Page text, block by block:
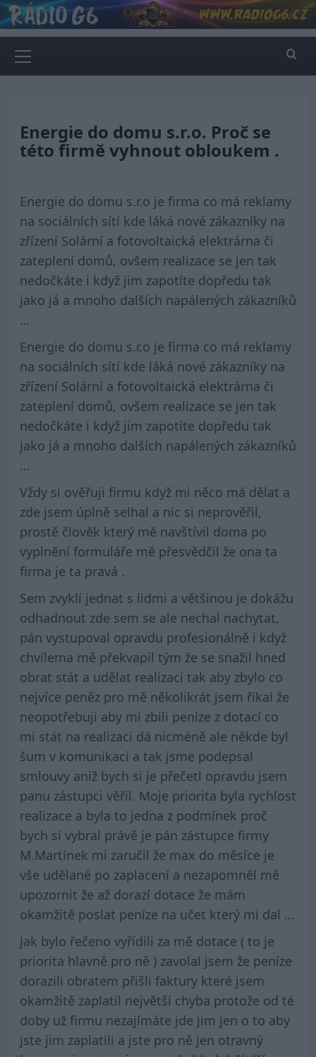
Skip
to
content
Menu
Energie do domu s.r.o. Proč se
této firmě vyhnout obloukem .
Energie do domu s.r.o je firma co má reklamy
na sociálních sítí kde láká nové zákazníky na
zřízení Solární a fotovoltaická elektrárna či
zateplení domů, ovšem realizace se jen tak
nedočkáte i když jim zapotíte dopředu tak
jako já a mnoho dalších napálených zákazníků
…
Energie do domu s.r.o je firma co má reklamy
na sociálních sítí kde láká nové zákazníky na
zřízení Solární a fotovoltaická elektrárna či
zateplení domů, ovšem realizace se jen tak
nedočkáte i když jim zapotíte dopředu tak
jako já a mnoho dalších napálených zákazníků
…
Vždy si ověřuji firmu když mi něco má dělat a
zde jsem úplně selhal a nic si neprověřil,
prostě člověk který mě navštívil doma po
vyplnění formuláře mě přesvědčil že ona ta
firma je ta pravá .
Sem zvyklí jednat s lidmi a většinou je dokážu
odhadnout zde sem se ale nechal nachytat,
pán vystupoval opravdu profesionálně i když
chvílema mě překvapil tým že se snažil hned
obrat stát a udělat realizaci tak aby zbylo co
nejvíce peněz pro mě několikrát jsem říkal že
neopotřebuji aby mi zbili peníze z dotací co
mi stát na realizaci dá nicméně ale někde byl
šum v komunikaci a tak jsme podepsal
smlouvy aniž bych si je přečetl opravdu jsem
panu zástupci věřil. Moje priorita byla rychlost
realizace a byla to jedna z podmínek proč
bych si vybral právě je pán zástupce firmy
M.Martínek mi zaručil že max do měsíce je
vše udělané po zaplacení a nezapomněl mě
upozornit že až dorazí dotace že mám
okamžitě poslat peníze na učet který mi dal …
Jak bylo řečeno vyřídili za mě dotace ( to je
priorita hlavně pro ně ) zavolal jsem že peníze
dorazili obratem přišli faktury které jsem
okamžitě zaplatil největší chyba protože od té
doby už firmu nezajímáte jde jim jen o to aby
jste jim zaplatili a jste pro ně jen otravný